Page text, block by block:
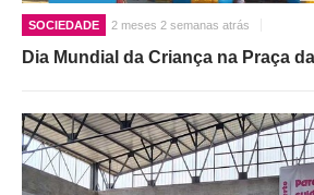
SOCIEDADE 2 meses 2 semanas atrás
Dia Mundial da Criança na Praça